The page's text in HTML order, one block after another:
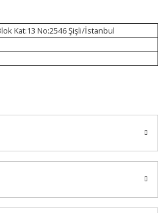
Kat:13 No:2546 Şişli/İstanbul